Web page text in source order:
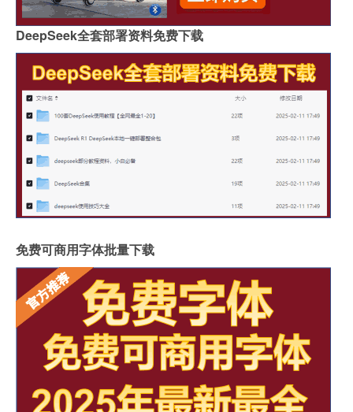
DeepSeek全套部署资料免费下载
免费可商用字体批量下载